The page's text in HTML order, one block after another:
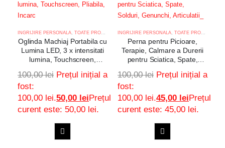
INGRIJIRE PERSONALA, TOATE PRODUSELE
Oglinda Machiaj Portabila cu
Lumina LED, 3 x intensitati
lumina, Touchscreen,
1200mah, Roz
100,00lei Prețul inițial a
fost:
100,00 lei.50,00 lei Prețul
curent este: 50,00 lei.
INGRIJIRE PERSONALA, TOATE PRODUSELE
Perna pentru Picioare,
Terapie, Calmare a Durerii
pentru Sciatica, Spate,
100,00lei Prețul inițial a
fost:
100,00 lei.45,00 lei Prețul
curent este: 45,00 lei.